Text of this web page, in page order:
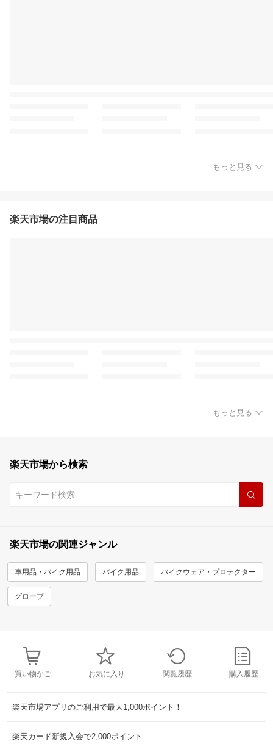
もっと見る
楽天市場の注目商品
もっと見る
楽天市場から検索
楽天市場の関連ジャンル
車用品・バイク用品 バイク用品 バイクウェア・プロテクター
グローブ
買い物かご お気に入り 閲覧履歴 購入履歴
楽天市場アプリのご利用で最大1,000ポイント！
楽天カード新規入会で2,000ポイント